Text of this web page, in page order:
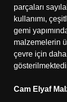
parçaları
kullanımı,
gemi
malzemelerin
çevre için
Cam Elyaf